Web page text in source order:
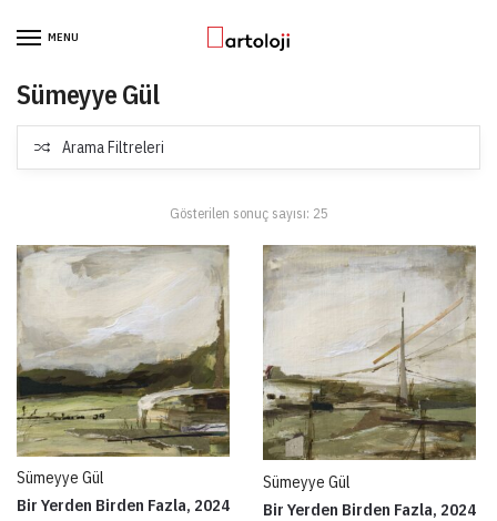
MENU
Sümeyye Gül
Arama Filtreleri
Gösterilen sonuç sayısı: 25
Sümeyye Gül
Bir Yerden Birden Fazla, 2024
Sümeyye Gül
Bir Yerden Birden Fazla, 2024